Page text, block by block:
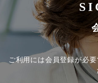
ご利用には会員登録が必